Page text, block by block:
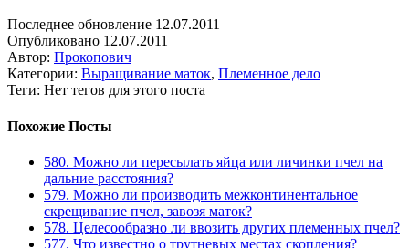
Последнее обновление 12.07.2011
Опубликовано 12.07.2011
Автор: Прокопович
Категории: Выращивание маток, Племенное дело
Теги: Нет тегов для этого поста
Похожие Посты
580. Можно ли пересылать яйца или личинки пчел на
дальние расстояния?
579. Можно ли производить межконтинентальное
скрещивание пчел, завозя маток?
578. Целесообразно ли ввозить других племенных пчел?
577. Что известно о трутневых местах скопления?